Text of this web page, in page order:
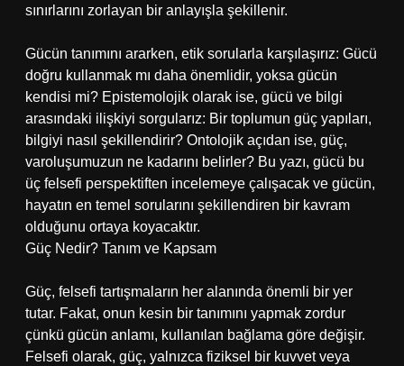
sınırlarını zorlayan bir anlayışla şekillenir.
Gücün tanımını ararken, etik sorularla karşılaşırız: Gücü
doğru kullanmak mı daha önemlidir, yoksa gücün
kendisi mi? Epistemolojik olarak ise, gücü ve bilgi
arasındaki ilişkiyi sorgularız: Bir toplumun güç yapıları,
bilgiyi nasıl şekillendirir? Ontolojik açıdan ise, güç,
varoluşumuzun ne kadarını belirler? Bu yazı, gücü bu
üç felsefi perspektiften incelemeye çalışacak ve gücün,
hayatın en temel sorularını şekillendiren bir kavram
olduğunu ortaya koyacaktır.
Güç Nedir? Tanım ve Kapsam
Güç, felsefi tartışmaların her alanında önemli bir yer
tutar. Fakat, onun kesin bir tanımını yapmak zordur
çünkü gücün anlamı, kullanılan bağlama göre değişir.
Felsefi olarak, güç, yalnızca fiziksel bir kuvvet veya